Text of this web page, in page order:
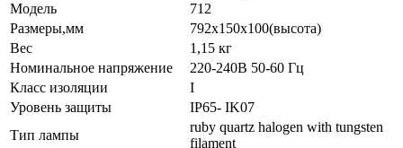
Модель
712
Размеры,мм
792х150х100(высота)
Вес
1,15 кг
Номинальное напряжение
220-240В 50-60 Гц
Класс изоляции
I
Уровень защиты
IP65- IK07
Тип лампы
ruby quartz halogen with tungsten
filament